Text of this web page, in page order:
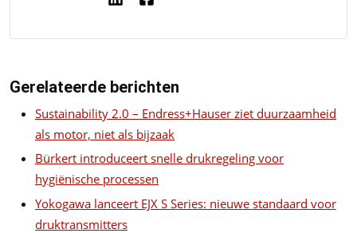
Gerelateerde berichten
Sustainability 2.0 – Endress+Hauser ziet duurzaamheid
als motor, niet als bijzaak
Bürkert introduceert snelle drukregeling voor
hygiënische processen
Yokogawa lanceert EJX S Series: nieuwe standaard voor
druktransmitters